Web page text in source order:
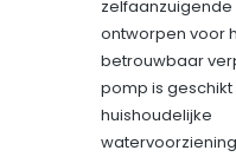
ontworpen voor
betrouwbaar
pomp is
huishoudelijke